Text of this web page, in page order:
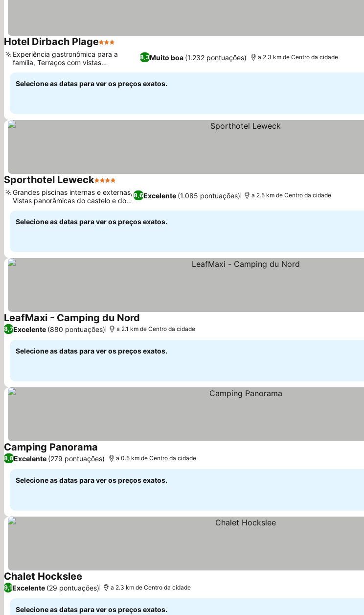
Hotel Dirbach Plage3 Estrelas
8,3Muito boa (1.232 pontuações)
Experiência gastronômica para a
família, Terraços com vistas
panorâmicas para o rio
a 2.3 km de Centro da cidade
Selecione as datas para ver os preços exatos.
Sporthotel Leweck4 Estrelas
8,6Excelente (1.085 pontuações)
Grandes piscinas internas e externas,
Vistas panorâmicas do castelo e do
vale
a 2.5 km de Centro da cidade
Selecione as datas para ver os preços exatos.
LeafMaxi - Camping du Nord
8,7Excelente (880 pontuações) a 2.1 km de Centro da cidade
Selecione as datas para ver os preços exatos.
Camping Panorama Ver preços
8,8Excelente (279 pontuações) a 0.5 km de Centro da cidade
Selecione as datas para ver os preços exatos.
Chalet Hockslee Ver preços
9,1Excelente (29 pontuações) a 2.3 km de Centro da cidade
Selecione as datas para ver os preços exatos.